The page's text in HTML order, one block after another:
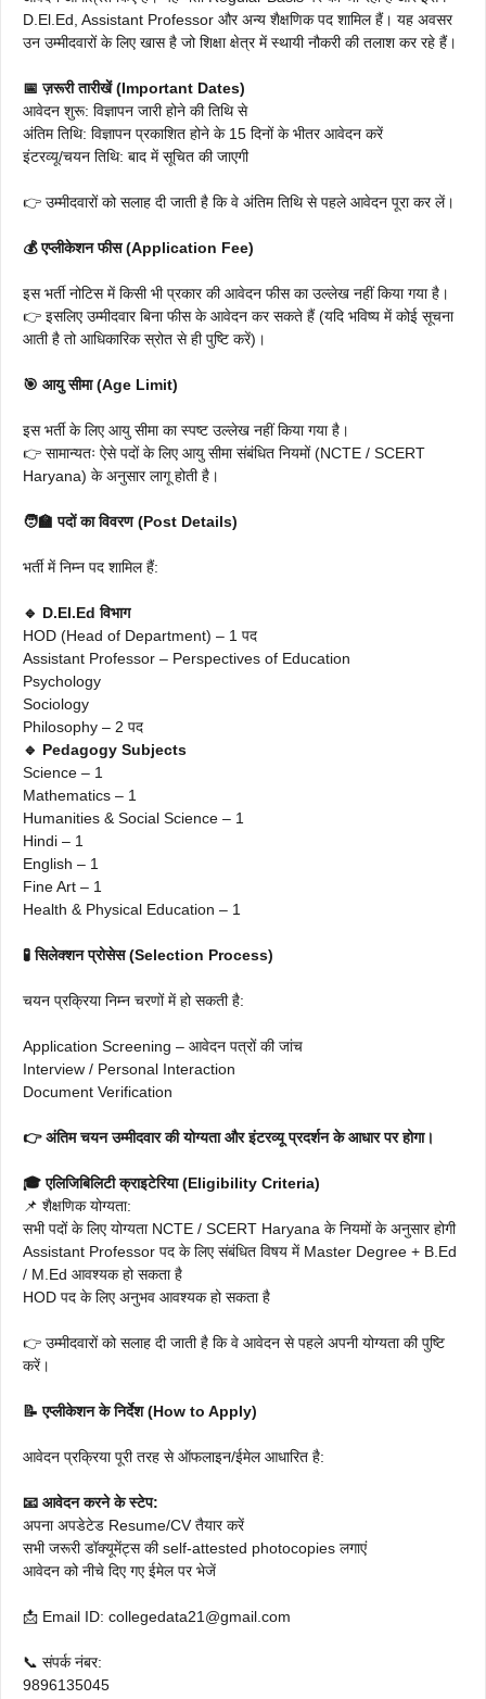
D.El.Ed, Assistant Professor और अन्य शैक्षणिक पद शामिल हैं। यह अवसर
उन उम्मीदवारों के लिए खास है जो शिक्षा क्षेत्र में स्थायी नौकरी की तलाश कर रहे हैं।
📅 ज़रूरी तारीखें (Important Dates)
आवेदन शुरू: विज्ञापन जारी होने की तिथि से
अंतिम तिथि: विज्ञापन प्रकाशित होने के 15 दिनों के भीतर आवेदन करें
इंटरव्यू/चयन तिथि: बाद में सूचित की जाएगी
👉 उम्मीदवारों को सलाह दी जाती है कि वे अंतिम तिथि से पहले आवेदन पूरा कर लें।
💰 एप्लीकेशन फीस (Application Fee)
इस भर्ती नोटिस में किसी भी प्रकार की आवेदन फीस का उल्लेख नहीं किया गया है।
👉 इसलिए उम्मीदवार बिना फीस के आवेदन कर सकते हैं (यदि भविष्य में कोई सूचना
आती है तो आधिकारिक स्रोत से ही पुष्टि करें)।
🎯 आयु सीमा (Age Limit)
इस भर्ती के लिए आयु सीमा का स्पष्ट उल्लेख नहीं किया गया है।
👉 सामान्यतः ऐसे पदों के लिए आयु सीमा संबंधित नियमों (NCTE / SCERT
Haryana) के अनुसार लागू होती है।
🧑‍🏫 पदों का विवरण (Post Details)
भर्ती में निम्न पद शामिल हैं:
🔹 D.El.Ed विभाग
HOD (Head of Department) – 1 पद
Assistant Professor – Perspectives of Education
Psychology
Sociology
Philosophy – 2 पद
🔹 Pedagogy Subjects
Science – 1
Mathematics – 1
Humanities & Social Science – 1
Hindi – 1
English – 1
Fine Art – 1
Health & Physical Education – 1
🧪 सिलेक्शन प्रोसेस (Selection Process)
चयन प्रक्रिया निम्न चरणों में हो सकती है:
Application Screening – आवेदन पत्रों की जांच
Interview / Personal Interaction
Document Verification
👉 अंतिम चयन उम्मीदवार की योग्यता और इंटरव्यू प्रदर्शन के आधार पर होगा।
🎓 एलिजिबिलिटी क्राइटेरिया (Eligibility Criteria)
📌 शैक्षणिक योग्यता:
सभी पदों के लिए योग्यता NCTE / SCERT Haryana के नियमों के अनुसार होगी
Assistant Professor पद के लिए संबंधित विषय में Master Degree + B.Ed
/ M.Ed आवश्यक हो सकता है
HOD पद के लिए अनुभव आवश्यक हो सकता है
👉 उम्मीदवारों को सलाह दी जाती है कि वे आवेदन से पहले अपनी योग्यता की पुष्टि
करें।
📝 एप्लीकेशन के निर्देश (How to Apply)
आवेदन प्रक्रिया पूरी तरह से ऑफलाइन/ईमेल आधारित है:
📧 आवेदन करने के स्टेप:
अपना अपडेटेड Resume/CV तैयार करें
सभी जरूरी डॉक्यूमेंट्स की self-attested photocopies लगाएं
आवेदन को नीचे दिए गए ईमेल पर भेजें
📩 Email ID: collegedata21@gmail.com
📞 संपर्क नंबर:
9896135045